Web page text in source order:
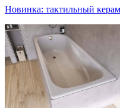
Новинка: тактильный